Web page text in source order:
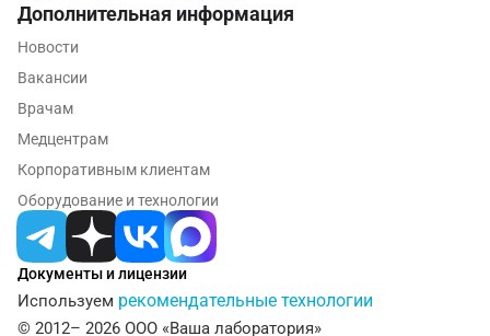
Раменское
Рыбинск
Рязань
Самара
Саратов
Сергиев Посад
Документы и лицензии
Используем рекомендательные технологии
© 2012– 2026 ООО «Ваша лаборатория»
Дополнительная информация
Новости
Вакансии
Врачам
Медцентрам
Корпоративным клиентам
Оборудование и технологии